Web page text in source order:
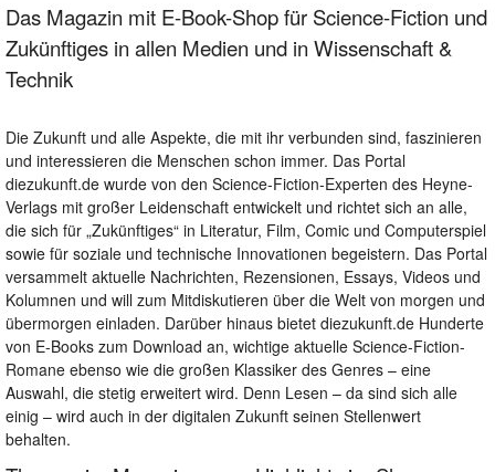
Das Magazin mit E-Book-Shop für Science-Fiction und
Zukünftiges in allen Medien und in Wissenschaft &
Technik
Die Zukunft und alle Aspekte, die mit ihr verbunden sind, faszinieren
und interessieren die Menschen schon immer. Das Portal
diezukunft.de wurde von den Science-Fiction-Experten des Heyne-
Verlags mit großer Leidenschaft entwickelt und richtet sich an alle,
die sich für „Zukünftiges“ in Literatur, Film, Comic und Computerspiel
sowie für soziale und technische Innovationen begeistern. Das Portal
versammelt aktuelle Nachrichten, Rezensionen, Essays, Videos und
Kolumnen und will zum Mitdiskutieren über die Welt von morgen und
übermorgen einladen. Darüber hinaus bietet diezukunft.de Hunderte
von E-Books zum Download an, wichtige aktuelle Science-Fiction-
Romane ebenso wie die großen Klassiker des Genres – eine
Auswahl, die stetig erweitert wird. Denn Lesen – da sind sich alle
einig – wird auch in der digitalen Zukunft seinen Stellenwert
behalten.